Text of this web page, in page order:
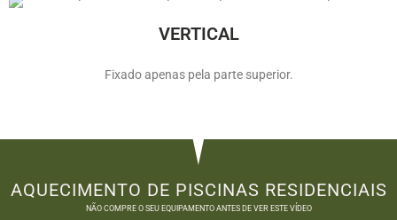
VERTICAL
Fixado apenas pela parte superior.
AQUECIMENTO DE PISCINAS RESIDENCIAIS
NÃO COMPRE O SEU EQUIPAMENTO ANTES DE VER ESTE VÍDEO